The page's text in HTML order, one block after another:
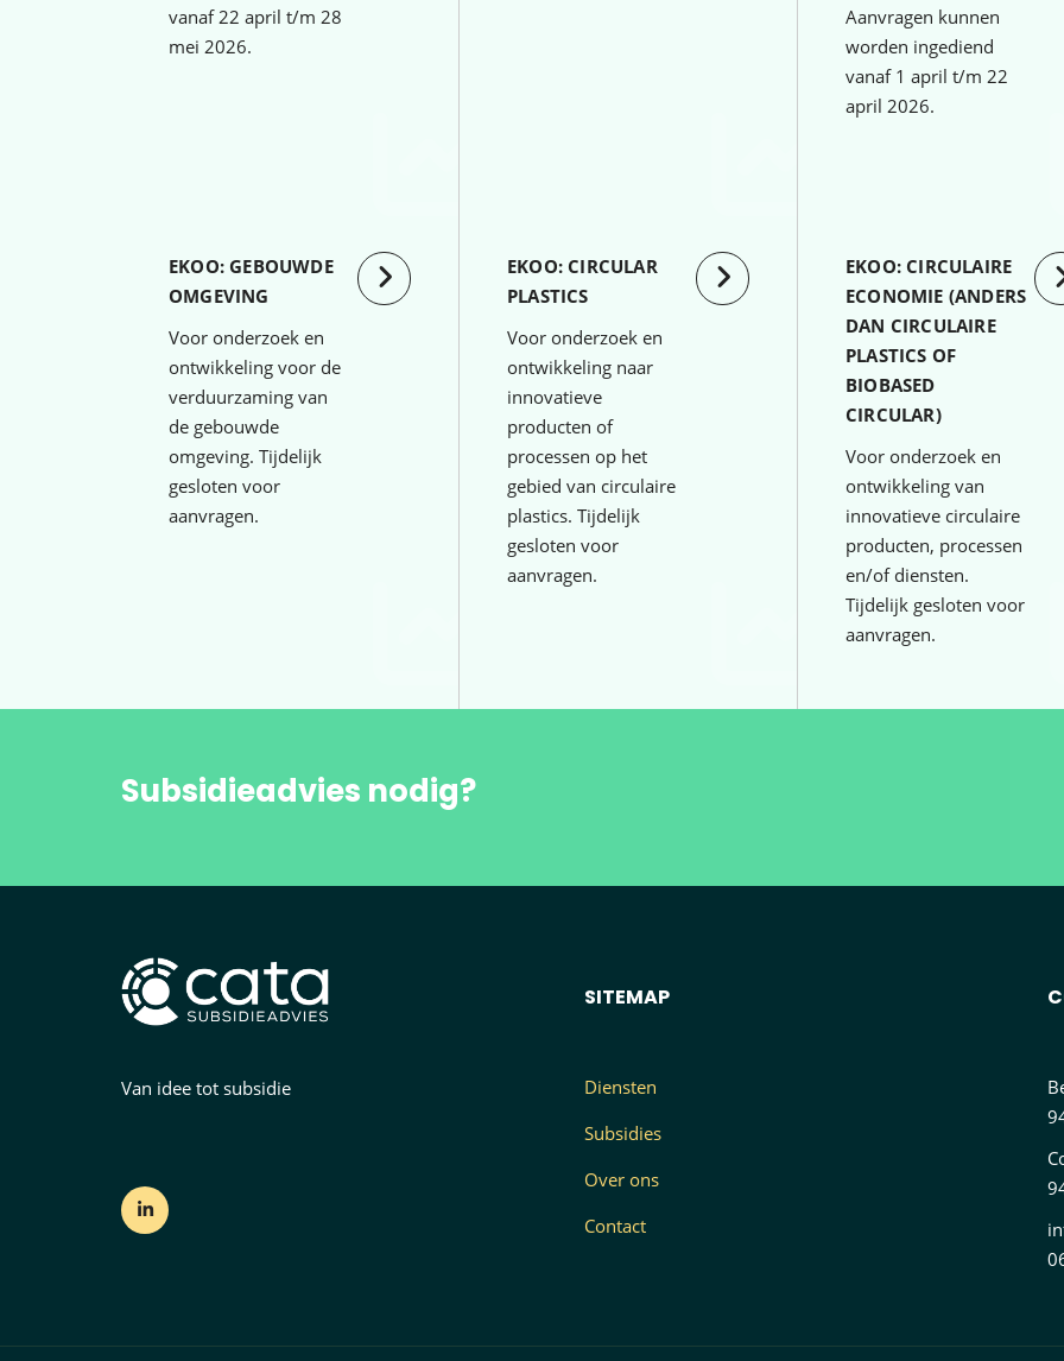
vanaf 22 april t/m 28
mei 2026.
Aanvragen kunnen
worden ingediend
vanaf 1 april t/m 22
april 2026.
EKOO: GEBOUWDE
OMGEVING
Voor onderzoek en
ontwikkeling voor de
verduurzaming van
de gebouwde
omgeving. Tijdelijk
gesloten voor
aanvragen.
EKOO: CIRCULAR
PLASTICS
Voor onderzoek en
ontwikkeling naar
innovatieve
producten of
processen op het
gebied van circulaire
plastics. Tijdelijk
gesloten voor
aanvragen.
EKOO: CIRCULAIRE
ECONOMIE (ANDERS
DAN CIRCULAIRE
PLASTICS OF
BIOBASED
CIRCULAR)
Voor onderzoek en
ontwikkeling van
innovatieve circulaire
producten, processen
en/of diensten.
Tijdelijk gesloten voor
aanvragen.
Subsidieadvies nodig?
Van idee tot subsidie
SITEMAP
Diensten
Subsidies
Over ons
Contact